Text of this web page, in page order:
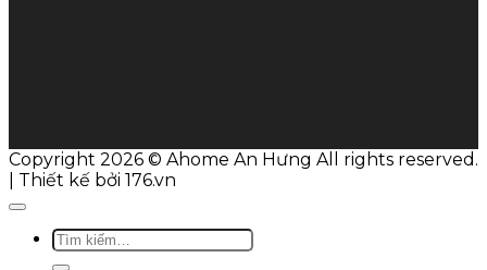
Copyright 2026 © Ahome An Hưng All rights reserved.
| Thiết kế bởi 176.vn